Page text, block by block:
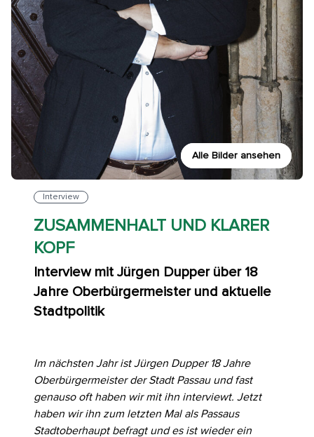
Alle Bilder ansehen
Interview
ZUSAMMENHALT UND KLARER
KOPF
Interview mit Jürgen Dupper über 18
Jahre Oberbürgermeister und aktuelle
Stadtpolitik
Im nächsten Jahr ist Jürgen Dupper 18 Jahre
Oberbürgermeister der Stadt Passau und fast
genauso oft haben wir mit ihn interviewt. Jetzt
haben wir ihn zum letzten Mal als Passaus
Stadtoberhaupt befragt und es ist wieder ein